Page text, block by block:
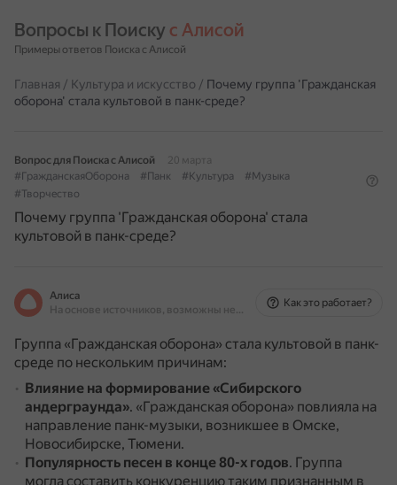
Вопросы к Поиску с Алисой
Примеры ответов Поиска с Алисой
Главная / Культура и искусство / Почему группа 'Гражданская
оборона' стала культовой в панк-среде?
Вопрос для Поиска с Алисой
20 марта
#ГражданскаяОборона
#Панк #Культура
#Музыка
#Творчество
Почему группа 'Гражданская оборона' стала
культовой в панк-среде?
Алиса
На основе источников, возможны неточности
Как это работает?
Группа «Гражданская оборона» стала культовой в панк-
среде по нескольким причинам:
Влияние на формирование «Сибирского
андерграунда». «Гражданская оборона» повлияла на
направление панк-музыки, возникшее в Омске,
Новосибирске, Тюмени.
Популярность песен в конце 80-х годов. Группа
могла составить конкуренцию таким признанным в